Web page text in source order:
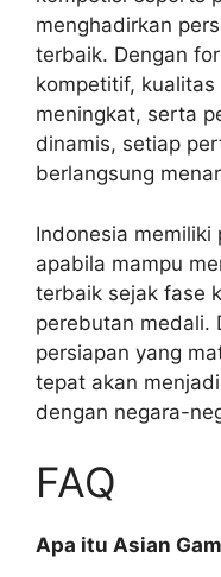
menghadirkan
terbaik. Dengan
kompetitif,
meningkat, serta
dinamis, setiap
berlangsung
Indonesia memiliki
apabila mampu
terbaik sejak fase
perebutan medali.
persiapan yang
tepat akan
dengan negara-
FAQ
Apa itu Asian